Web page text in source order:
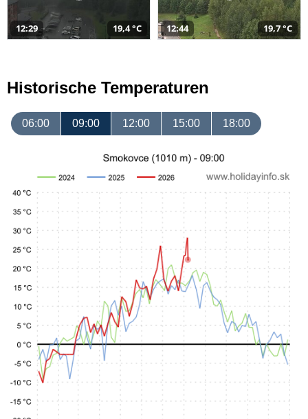
12:29 19,4 °C 12:44 19,7 °C
Historische Temperaturen
06:00 09:00 12:00 15:00 18:00